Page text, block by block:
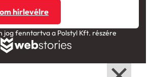
hírlevélre
jog fenntartva a Polstyl Kft. részére